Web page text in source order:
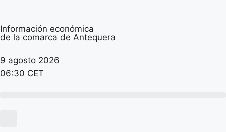
Información económica
de la comarca de Antequera
9 agosto 2026
06:30 CET